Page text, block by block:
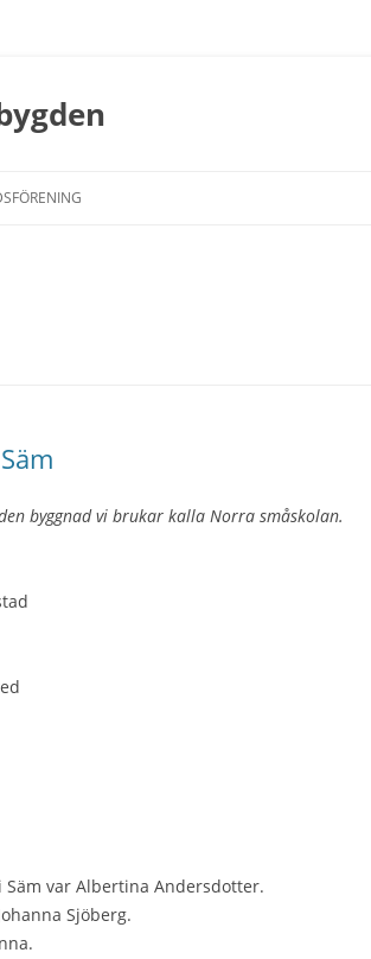
byggnad vi brukar kalla Norra småskolan.
i Säm var Albertina Andersdotter.
Sjöberg.